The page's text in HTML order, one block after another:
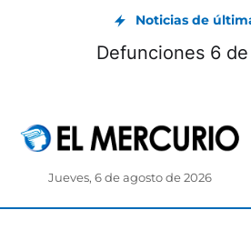
Noticias de
Defunciones 6
Jueves, 6 de agosto de 2026